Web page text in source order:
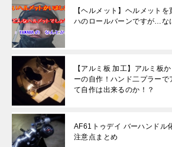
【ヘルメット】ヘルメット
ハのロールバーンですが…
【アルミ板 加工】アルミ板
ーの自作！ハンド二プラーで
て自作は出来るのか！？
AF61トゥデイ バーハンドル
注意点まとめ